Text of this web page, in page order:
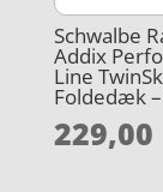
Schwalbe
Addix
Line
Foldedæk
229,00